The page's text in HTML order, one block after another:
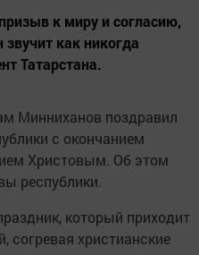
к миру и согласию,
как никогда
Татарстана.
Минниханов поздравил
с окончанием
Христовым. Об этом
республики.
который приходит
согревая христианские